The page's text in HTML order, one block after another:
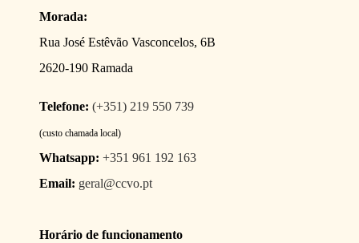
Morada:
Rua José Estêvão Vasconcelos, 6B
2620-190 Ramada
Telefone: (+351) 219 550 739
(custo chamada local)
Whatsapp: +351 961 192 163
Email: geral@ccvo.pt
Horário de funcionamento